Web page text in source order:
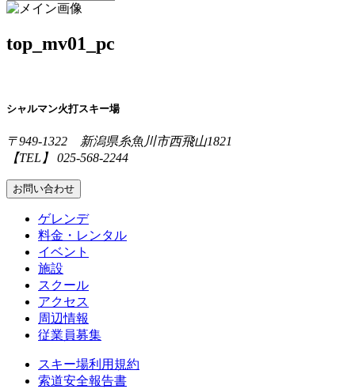
top_mv01_pc
シャルマン火打スキー場
〒949-1322 新潟県糸魚川市西飛山1821
【TEL】 025-568-2244
お問い合わせ
ゲレンデ
料金・レンタル
イベント
施設
スクール
アクセス
周辺情報
従業員募集
スキー場利用規約
索道安全報告書